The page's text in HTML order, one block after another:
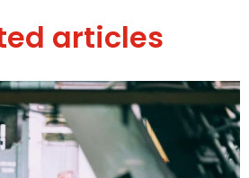
articles